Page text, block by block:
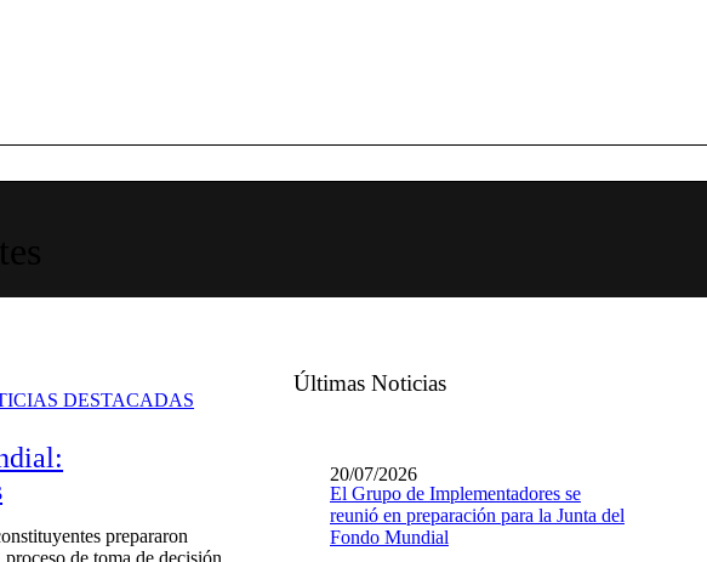
DESTACADAS
prepararon
de toma de decisión
Últimas Noticias
El Grupo de Implementadores se
reunió en preparación para la Junta del
Fondo Mundial
20/07/2026